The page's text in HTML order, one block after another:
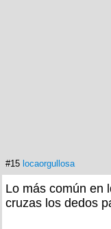
#15 locaorgullosa
Lo más común en
cruzas los dedos